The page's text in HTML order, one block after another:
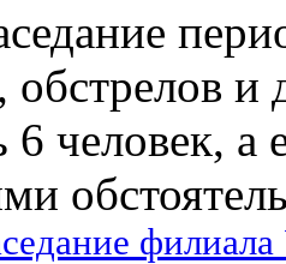
обстрелов и
6 человек, а